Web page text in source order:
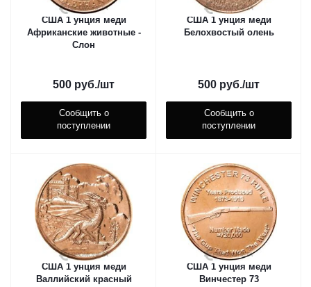
США 1 унция меди
Африканские животные -
Слон
500 руб./шт
Сообщить о
поступлении
США 1 унция меди
Белохвостый олень
500 руб./шт
Сообщить о
поступлении
США 1 унция меди
Валлийский красный
США 1 унция меди
Винчестер 73